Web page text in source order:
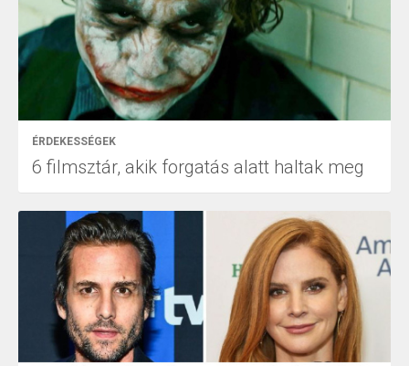
ÉRDEKESSÉGEK
6 filmsztár, akik forgatás alatt haltak meg